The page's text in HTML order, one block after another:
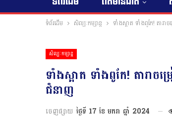
ទំព័រដើម សិល្បៈកម្សាន្ត ទាំងស្អាត ទាំងពូកែ! តារ
សិល្បៈកម្សាន្ត
ទាំងស្អាត ទាំងពូកែ! តារាច
ជំនាញ
ចេញផ្សាយ ថ្ងៃទី 17 ខែ មករា ឆ្នាំ 2024